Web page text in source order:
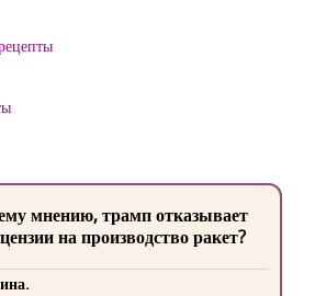
мнению, трамп отказывает
на производство ракет?